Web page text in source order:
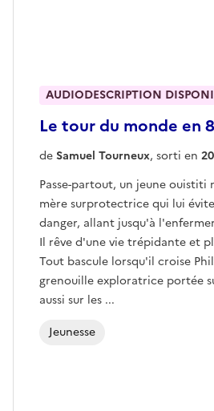
Le tour du monde en
AUDIODESCRIPTION
deSamuel Tourneux, sorti en
Passe-partout, un jeune ouistiti
mère surprotectrice qui lui
danger, allant jusqu'à
Il rêve d'une vie trépidante et
Tout bascule lorsqu'il croise
grenouille exploratrice portée
aussi sur les ...
Jeunesse